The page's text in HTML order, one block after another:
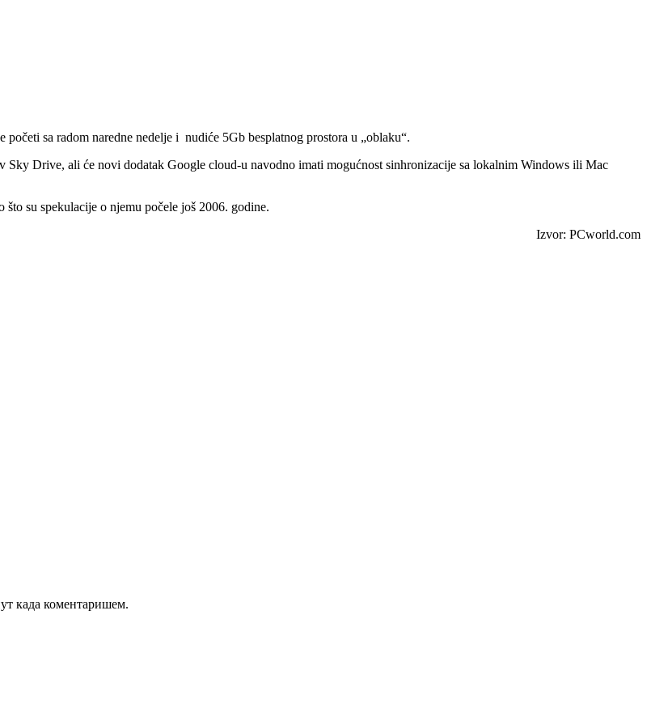
sa radom naredne nedelje i nudiće 5Gb besplatnog prostora u „oblaku“.
Drive, ali će novi dodatak Google cloud-u navodno imati mogućnost sinhronizacije sa lokalnim Windows ili Mac
su spekulacije o njemu počele još 2006. godine.
Izvor: PCworld.com
када коментаришем.